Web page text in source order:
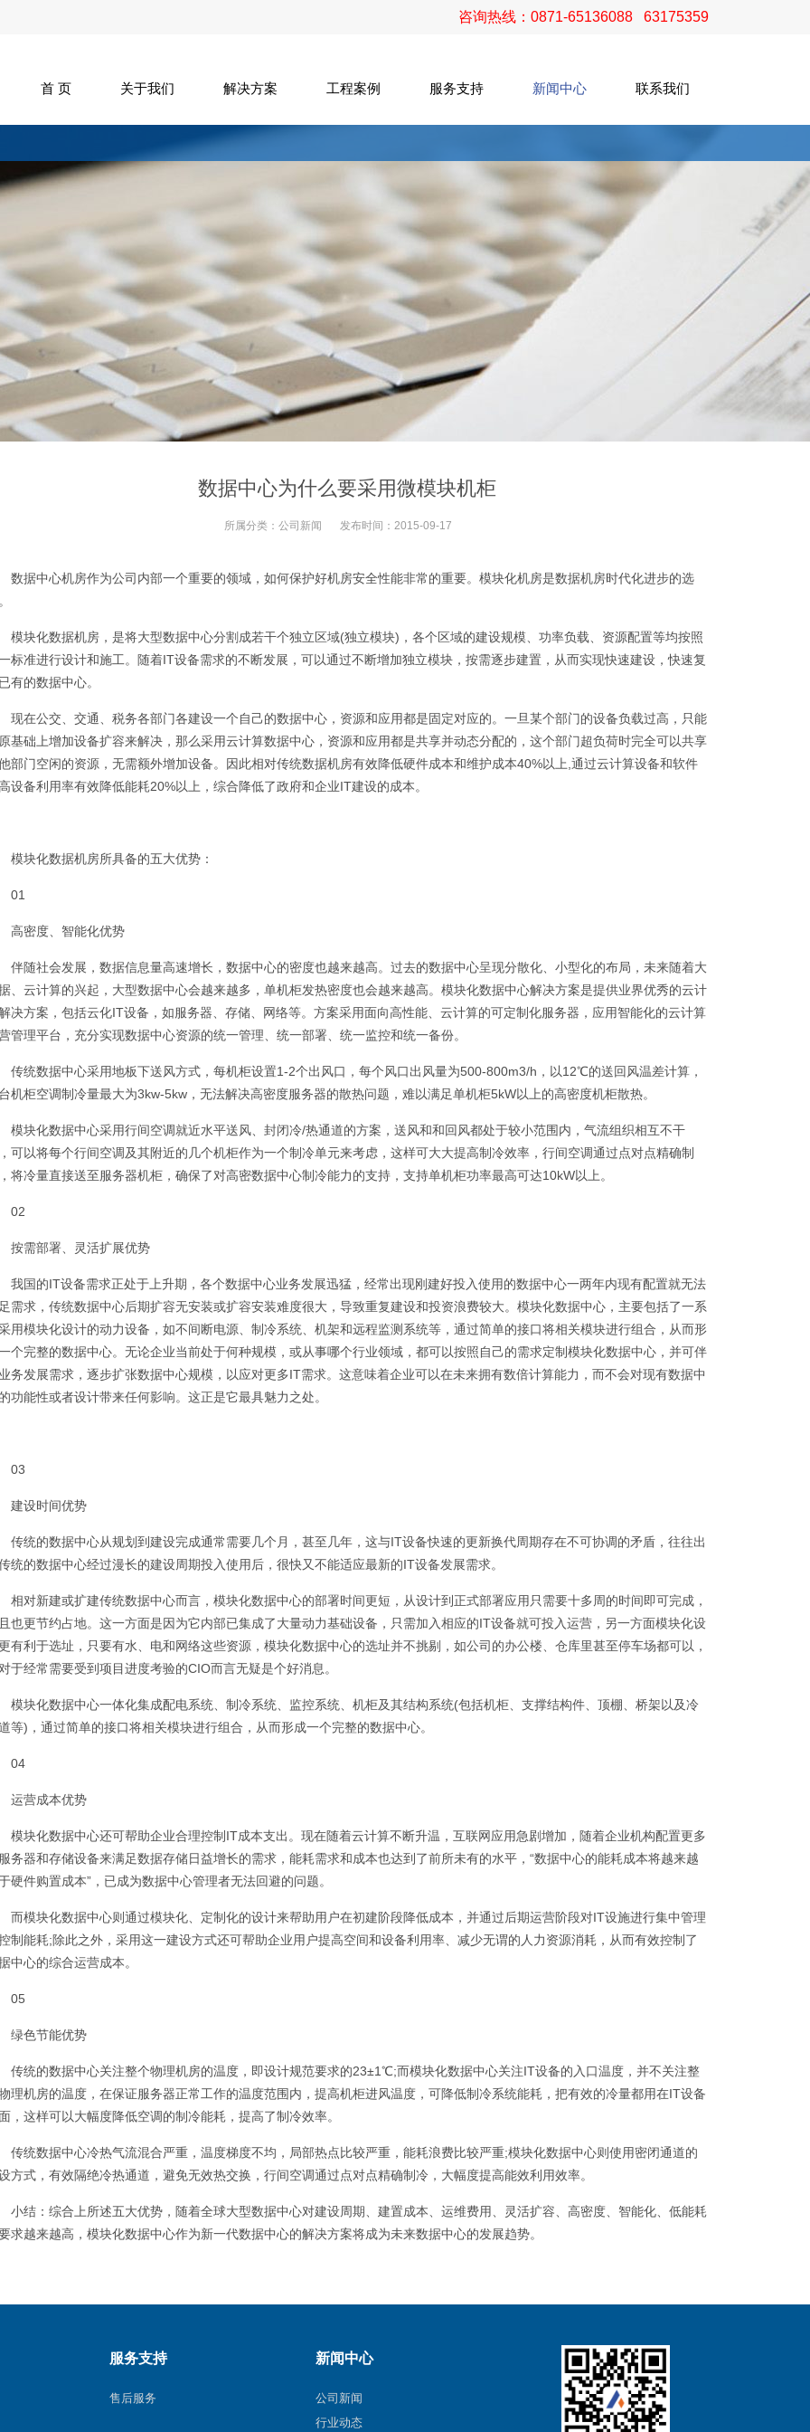
咨询热线：0871-65136088 63175359
首 页 关于我们 解决方案 工程案例 服务支持 新闻中心 联系我们
数据中心为什么要采用微模块机柜
所属分类： 公司新闻 发布时间： 2015-09-17
数据中心机房作为公司内部一个重要的领域，如何保护好机房安全性能非常的重要。模块化机房是数据机房时代化进步的选
模块化数据机房，是将大型数据中心分割成若干个独立区域(独立模块)，各个区域的建设规模、功率负载、资源配置等均按照
标准进行设计和施工。随着IT设备需求的不断发展，可以通过不断增加独立模块，按需逐步建置，从而实现快速建设，快速复
有的数据中心。
现在公交、交通、税务各部门各建设一个自己的数据中心，资源和应用都是固定对应的。一旦某个部门的设备负载过高，只能
基础上增加设备扩容来解决，那么采用云计算数据中心，资源和应用都是共享并动态分配的，这个部门超负荷时完全可以共享
部门空闲的资源，无需额外增加设备。因此相对传统数据机房有效降低硬件成本和维护成本40%以上,通过云计算设备和软件
设备利用率有效降低能耗20%以上，综合降低了政府和企业IT建设的成本。
模块化数据机房所具备的五大优势：
01
高密度、智能化优势
伴随社会发展，数据信息量高速增长，数据中心的密度也越来越高。过去的数据中心呈现分散化、小型化的布局，未来随着大
、云计算的兴起，大型数据中心会越来越多，单机柜发热密度也会越来越高。模块化数据中心解决方案是提供业界优秀的云计
决方案，包括云化IT设备，如服务器、存储、网络等。方案采用面向高性能、云计算的可定制化服务器，应用智能化的云计算
管理平台，充分实现数据中心资源的统一管理、统一部署、统一监控和统一备份。
传统数据中心采用地板下送风方式，每机柜设置1-2个出风口，每个风口出风量为500-800m3/h，以12℃的送回风温差计算，
机柜空调制冷量最大为3kw-5kw，无法解决高密度服务器的散热问题，难以满足单机柜5kW以上的高密度机柜散热。
模块化数据中心采用行间空调就近水平送风、封闭冷/热通道的方案，送风和和回风都处于较小范围内，气流组织相互不干
可以将每个行间空调及其附近的几个机柜作为一个制冷单元来考虑，这样可大大提高制冷效率，行间空调通过点对点精确制
将冷量直接送至服务器机柜，确保了对高密数据中心制冷能力的支持，支持单机柜功率最高可达10kW以上。
02
按需部署、灵活扩展优势
我国的IT设备需求正处于上升期，各个数据中心业务发展迅猛，经常出现刚建好投入使用的数据中心一两年内现有配置就无法
需求，传统数据中心后期扩容无安装或扩容安装难度很大，导致重复建设和投资浪费较大。模块化数据中心，主要包括了一系
用模块化设计的动力设备，如不间断电源、制冷系统、机架和远程监测系统等，通过简单的接口将相关模块进行组合，从而形
个完整的数据中心。无论企业当前处于何种规模，或从事哪个行业领域，都可以按照自己的需求定制模块化数据中心，并可伴
务发展需求，逐步扩张数据中心规模，以应对更多IT需求。这意味着企业可以在未来拥有数倍计算能力，而不会对现有数据中
功能性或者设计带来任何影响。这正是它最具魅力之处。
03
建设时间优势
传统的数据中心从规划到建设完成通常需要几个月，甚至几年，这与IT设备快速的更新换代周期存在不可协调的矛盾，往往出
统的数据中心经过漫长的建设周期投入使用后，很快又不能适应最新的IT设备发展需求。
相对新建或扩建传统数据中心而言，模块化数据中心的部署时间更短，从设计到正式部署应用只需要十多周的时间即可完成，
也更节约占地。这一方面是因为它内部已集成了大量动力基础设备，只需加入相应的IT设备就可投入运营，另一方面模块化设
有利于选址，只要有水、电和网络这些资源，模块化数据中心的选址并不挑剔，如公司的办公楼、仓库里甚至停车场都可以，
于经常需要受到项目进度考验的CIO而言无疑是个好消息。
模块化数据中心一体化集成配电系统、制冷系统、监控系统、机柜及其结构系统(包括机柜、支撑结构件、顶棚、桥架以及冷
等)，通过简单的接口将相关模块进行组合，从而形成一个完整的数据中心。
04
运营成本优势
模块化数据中心还可帮助企业合理控制IT成本支出。现在随着云计算不断升温，互联网应用急剧增加，随着企业机构配置更多
务器和存储设备来满足数据存储日益增长的需求，能耗需求和成本也达到了前所未有的水平，“数据中心的能耗成本将越来越
硬件购置成本”，已成为数据中心管理者无法回避的问题。
而模块化数据中心则通过模块化、定制化的设计来帮助用户在初建阶段降低成本，并通过后期运营阶段对IT设施进行集中管理
制能耗;除此之外，采用这一建设方式还可帮助企业用户提高空间和设备利用率、减少无谓的人力资源消耗，从而有效控制了
中心的综合运营成本。
05
绿色节能优势
传统的数据中心关注整个物理机房的温度，即设计规范要求的23±1℃;而模块化数据中心关注IT设备的入口温度，并不关注整
理机房的温度，在保证服务器正常工作的温度范围内，提高机柜进风温度，可降低制冷系统能耗，把有效的冷量都用在IT设备
面，这样可以大幅度降低空调的制冷能耗，提高了制冷效率。
传统数据中心冷热气流混合严重，温度梯度不均，局部热点比较严重，能耗浪费比较严重;模块化数据中心则使用密闭通道的
方式，有效隔绝冷热通道，避免无效热交换，行间空调通过点对点精确制冷，大幅度提高能效利用效率。
小结：综合上所述五大优势，随着全球大型数据中心对建设周期、建置成本、运维费用、灵活扩容、高密度、智能化、低能耗
求越来越高，模块化数据中心作为新一代数据中心的解决方案将成为未来数据中心的发展趋势。
服务支持
售后服务
新闻中心
公司新闻
行业动态